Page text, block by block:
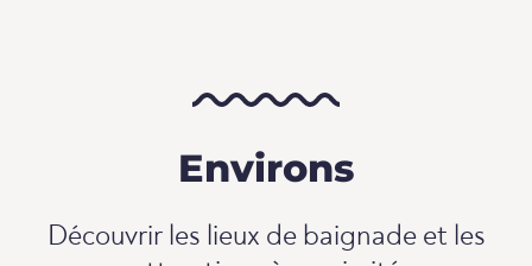
Environs
Découvrir les lieux de baignade et les